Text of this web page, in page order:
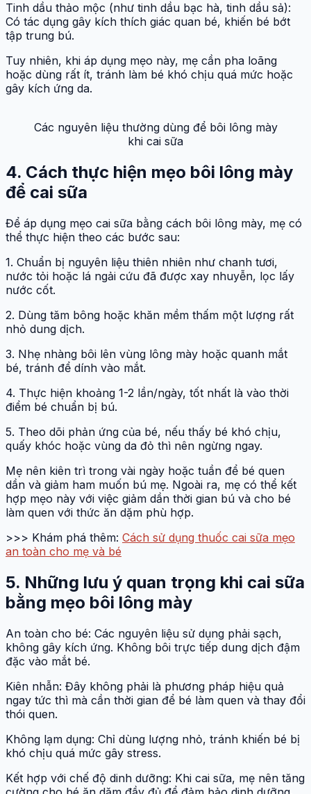
Tinh dầu thảo mộc (như tinh dầu bạc hà, tinh dầu sả):
Có tác dụng gây kích thích giác quan bé, khiến bé bớt
tập trung bú.
Tuy nhiên, khi áp dụng mẹo này, mẹ cần pha loãng
hoặc dùng rất ít, tránh làm bé khó chịu quá mức hoặc
gây kích ứng da.
Các nguyên liệu thường dùng để bôi lông mày
khi cai sữa
4. Cách thực hiện mẹo bôi lông mày
để cai sữa
Để áp dụng mẹo cai sữa bằng cách bôi lông mày, mẹ có
thể thực hiện theo các bước sau:
1. Chuẩn bị nguyên liệu thiên nhiên như chanh tươi,
nước tỏi hoặc lá ngải cứu đã được xay nhuyễn, lọc lấy
nước cốt.
2. Dùng tăm bông hoặc khăn mềm thấm một lượng rất
nhỏ dung dịch.
3. Nhẹ nhàng bôi lên vùng lông mày hoặc quanh mắt
bé, tránh để dính vào mắt.
4. Thực hiện khoảng 1-2 lần/ngày, tốt nhất là vào thời
điểm bé chuẩn bị bú.
5. Theo dõi phản ứng của bé, nếu thấy bé khó chịu,
quấy khóc hoặc vùng da đỏ thì nên ngừng ngay.
Mẹ nên kiên trì trong vài ngày hoặc tuần để bé quen
dần và giảm ham muốn bú mẹ. Ngoài ra, mẹ có thể kết
hợp mẹo này với việc giảm dần thời gian bú và cho bé
làm quen với thức ăn dặm phù hợp.
>>> Khám phá thêm: Cách sử dụng thuốc cai sữa mẹo
an toàn cho mẹ và bé
5. Những lưu ý quan trọng khi cai sữa
bằng mẹo bôi lông mày
An toàn cho bé: Các nguyên liệu sử dụng phải sạch,
không gây kích ứng. Không bôi trực tiếp dung dịch đậm
đặc vào mắt bé.
Kiên nhẫn: Đây không phải là phương pháp hiệu quả
ngay tức thì mà cần thời gian để bé làm quen và thay đổi
thói quen.
Không lạm dụng: Chỉ dùng lượng nhỏ, tránh khiến bé bị
khó chịu quá mức gây stress.
Kết hợp với chế độ dinh dưỡng: Khi cai sữa, mẹ nên tăng